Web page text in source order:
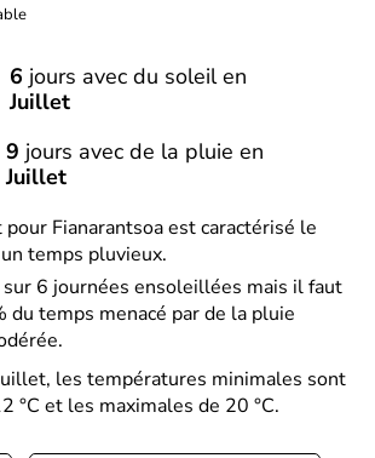
6 jours avec du soleil en
Juillet
9 jours avec de la pluie en
Juillet
Fianarantsoa est caractérisé le
temps pluvieux.
6 journées ensoleillées mais il faut
du temps menacé par de la pluie
les températures minimales sont
°C et les maximales de 20 °C.